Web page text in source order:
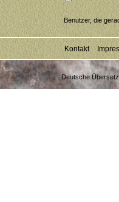
Benutzer, die
Kontakt
Deutsche